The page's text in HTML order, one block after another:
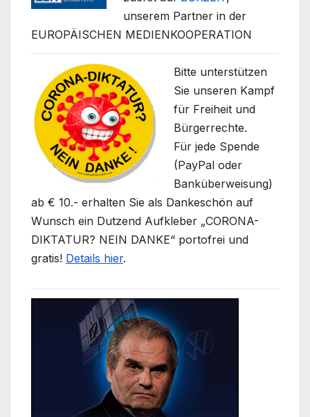
unserem Partner in der
EUROPÄISCHEN MEDIENKOOPERATION
Bitte unterstützen
Sie unseren Kampf
für Freiheit und
Bürgerrechte.
Für jede Spende
(PayPal oder
Banküberweisung)
ab € 10.- erhalten Sie als Dankeschön auf
Wunsch ein Dutzend Aufkleber „CORONA-
DIKTATUR? NEIN DANKE“ portofrei und
gratis! Details hier.